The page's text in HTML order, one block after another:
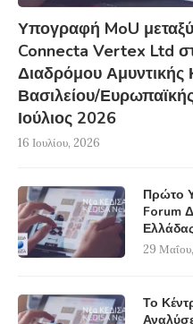
Υπογραφή MoU
Connecta Vertex Ltd
Διαδρόμου Αμυντικής
Βασιλείου/
Ιούλιος 2026
16 Ιουλίου, 2026
Πρώτο
Forum
29
Το